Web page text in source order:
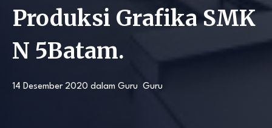
Produksi Grafika SMK
N 5Batam.
14 Desember 2020 dalam Guru Guru